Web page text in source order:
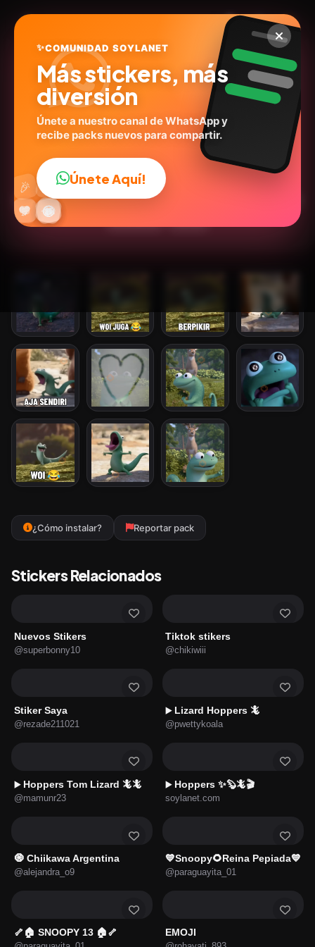
hoppers kadal stiker
@rezahytam
11stickers Caricaturas Expresiones
¿Cómo instalar? Reportar pack
Stickers Relacionados
Nuevos Stikers
@superbonny10
Tiktok stikers
@chikiwiii
Stiker Saya
@rezade211021
▶️ Lizard Hoppers 🦎
@pwettykoala
▶️ Hoppers Tom Lizard 🦎🦎
@mamunr23
▶️ Hoppers ✨🦫🦎🎬
soylanet.com
🧿 Chiikawa Argentina
@alejandra_o9
💙Snoopy🌻Reina Pepiada💙
@paraguayita_01
🦴🏠 SNOOPY 13 🏠🦴 EMOJI
😎
😂
🔥
💬
❤️ ✨
🤩
😜
🎉 👍
✨COMUNIDAD SOYLANET
Más stickers, más
diversión
Únete a nuestro canal de WhatsApp y
recibe packs nuevos para compartir.
Únete Aquí!